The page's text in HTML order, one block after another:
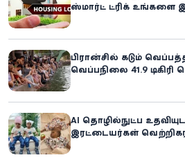
ஸ்மார்ட் ட்ரிக்
பிரான்சில் கடும்
வெப்பநிலை 41.9
AI தொழில்நுட்ப
இரட்டையர்கள்